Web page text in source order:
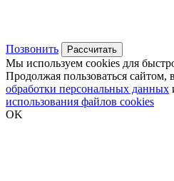
Позвонить Рассчитать
Мы используем cookies для
Продолжая пользоваться сайтом,
обработки персональных данных
использования файлов cookies
OK